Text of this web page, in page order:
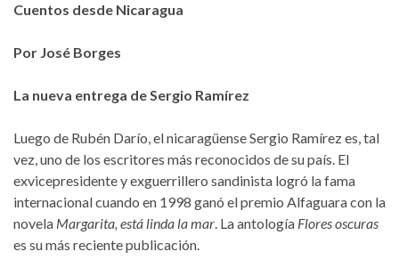
Cuentos desde Nicaragua
Por José Borges
La nueva entrega de Sergio Ramírez
Luego de Rubén Darío, el nicaragüense Sergio Ramírez es, tal
vez, uno de los escritores más reconocidos de su país. El
exvicepresidente y exguerrillero sandinista logró la fama
internacional cuando en 1998 ganó el premio Alfaguara con la
novela Margarita, está linda la mar. La antología Flores oscuras
es su más reciente publicación.